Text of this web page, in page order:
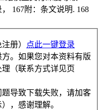
167附：条文说明. 168
册）
点此一键登录
。如果您对本资料有版
（联系方式详见页
导致下载失败，请加客
，感谢理解。